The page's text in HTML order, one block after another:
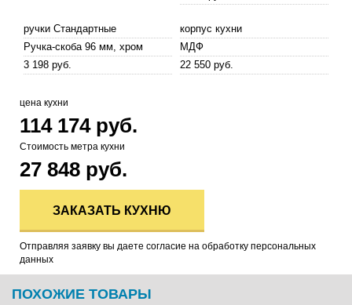
ручки Стандартные
Ручка-скоба 96 мм, хром
3 198 руб.
корпус кухни
МДФ
22 550 руб.
цена кухни
114 174 руб.
Стоимость метра кухни
27 848 руб.
ЗАКАЗАТЬ КУХНЮ
Отправляя заявку вы даете согласие на обработку персональных
данных
ПОХОЖИЕ ТОВАРЫ